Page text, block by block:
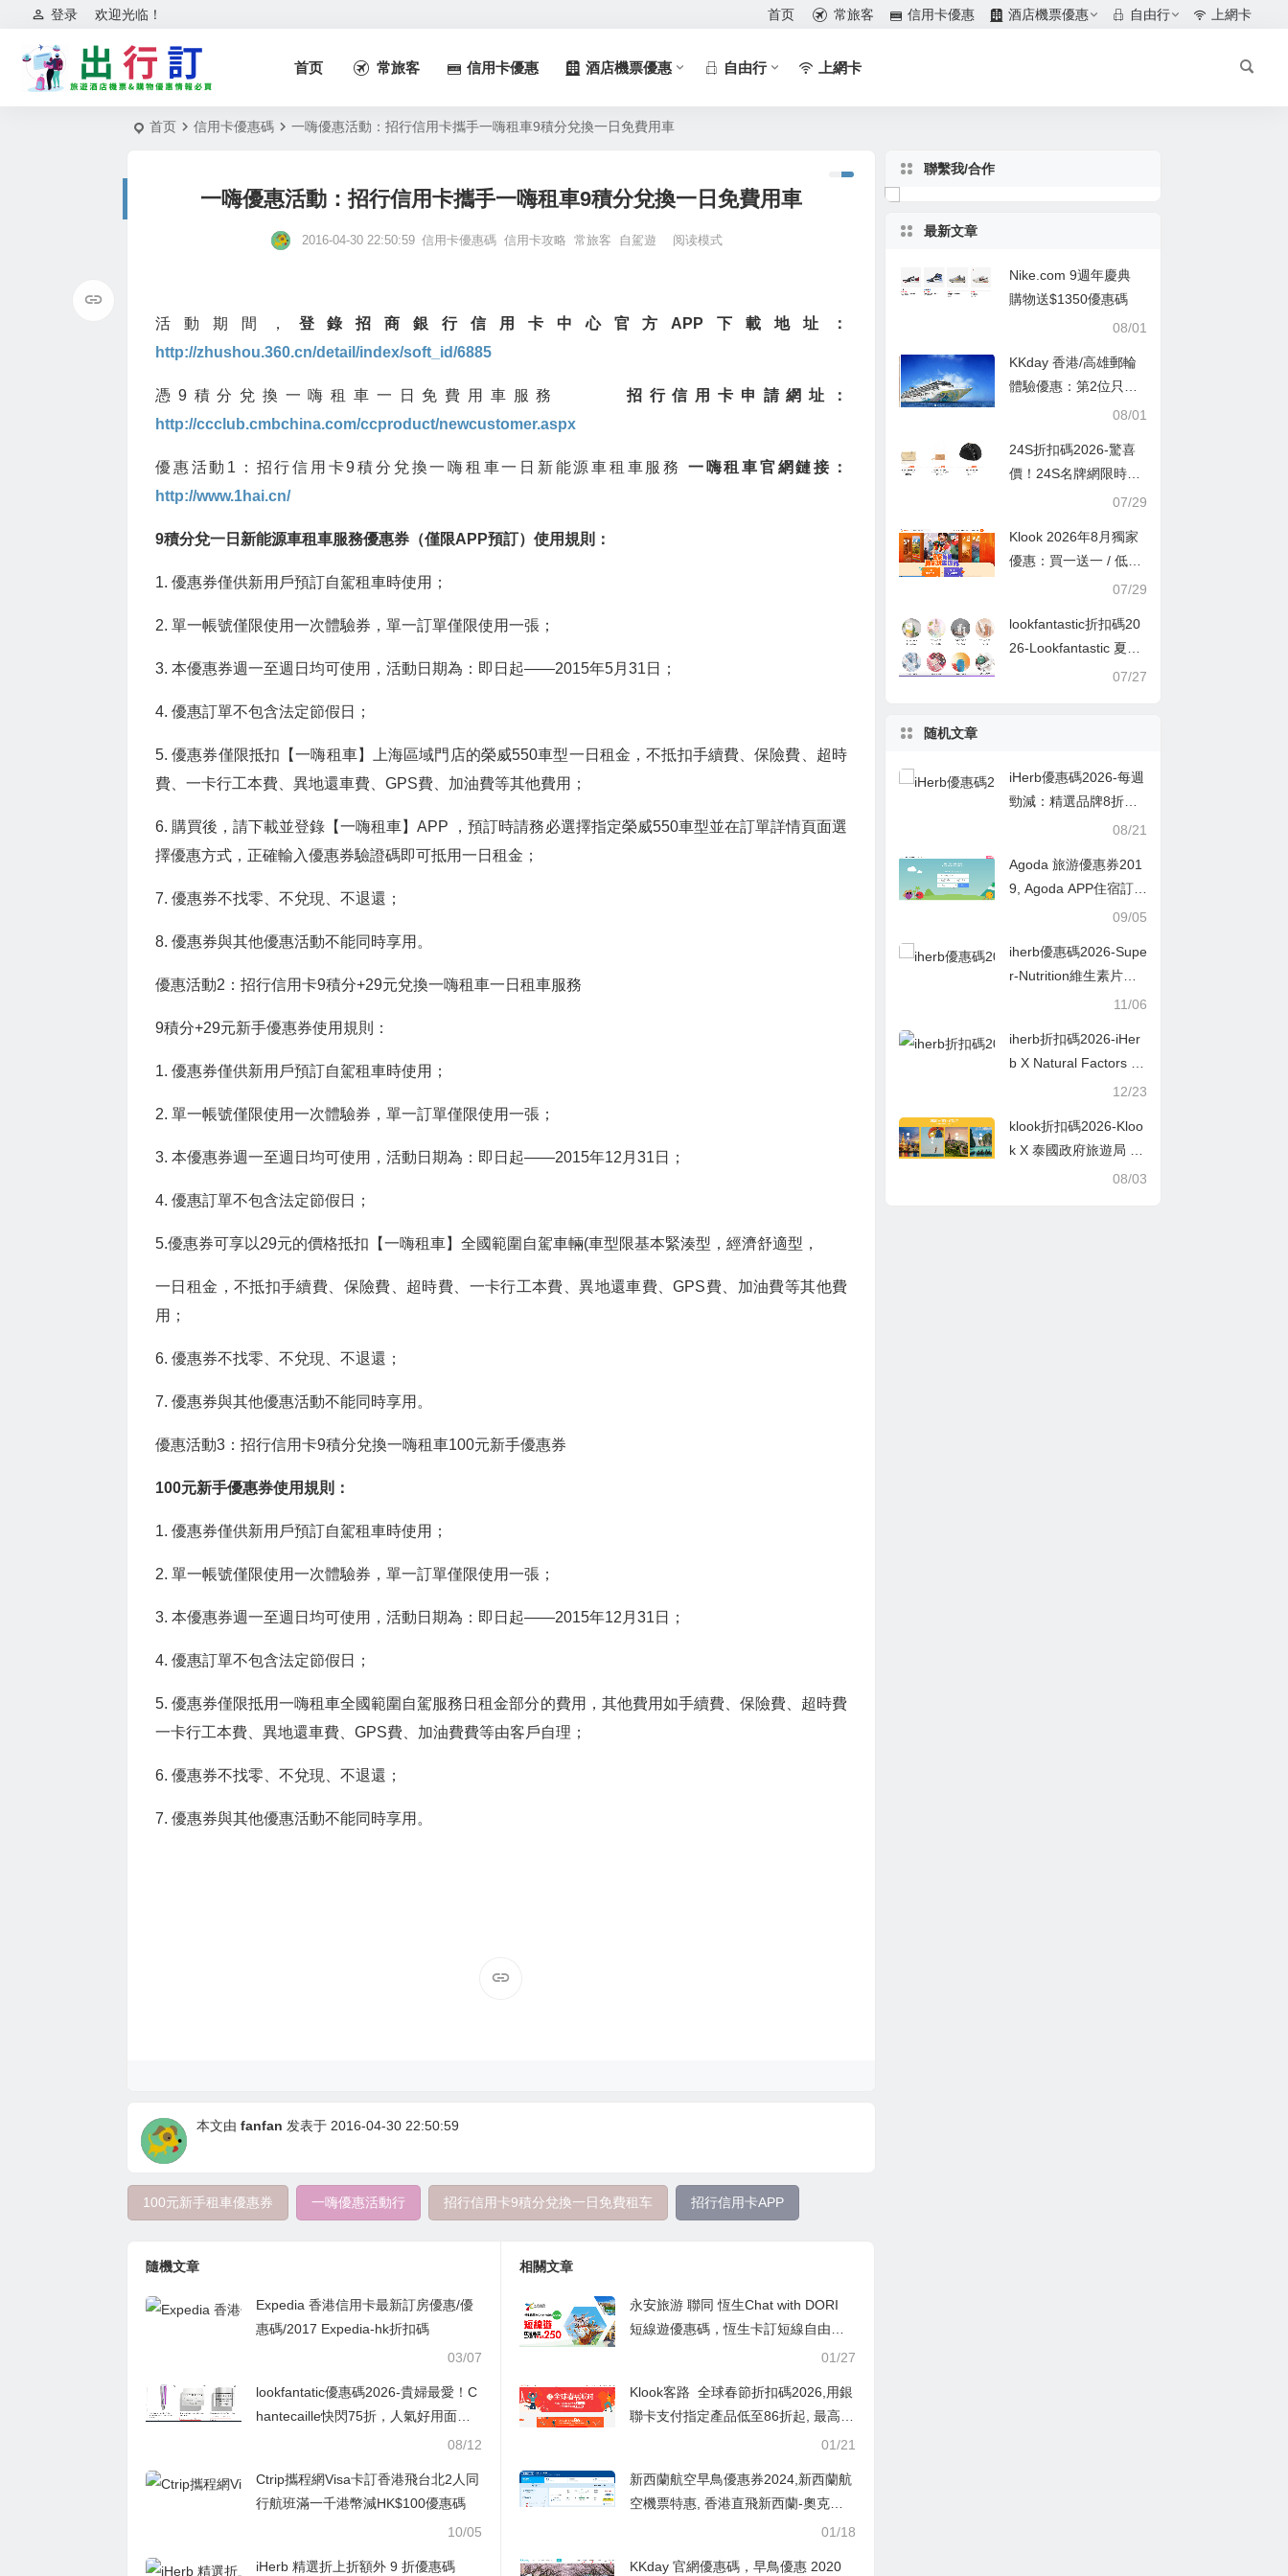
欢迎光临！
登录 首页 常旅客 信用卡優惠 酒店機票優惠 自由行 上網卡
首页 常旅客 信用卡優惠 酒店機票優惠 自由行 上網卡
首页 信用卡優惠碼 一嗨優惠活動：招行信用卡攜手一嗨租車9積分兌換一日免費用車
一嗨優惠活動：招行信用卡攜手一嗨租車9積分兌換一日免費用車
2016-04-30 22:50:59 信用卡優惠碼 信用卡攻略 常旅客 自駕遊 阅读模式
活動期間， 登錄招商銀行信用卡中心官方APP下載地址：
http://zhushou.360.cn/detail/index/soft_id/6885
憑9積分兌換一嗨租車一日免費用車服務 招行信用卡申請網址：
http://ccclub.cmbchina.com/ccproduct/newcustomer.aspx
優惠活動1：招行信用卡9積分兌換一嗨租車一日新能源車租車服務 一嗨租車官網鏈接：
http://www.1hai.cn/
9積分兌一日新能源車租車服務優惠券（僅限APP預訂）使用規則：
1. 優惠券僅供新用戶預訂自駕租車時使用；
2. 單一帳號僅限使用一次體驗券，單一訂單僅限使用一張；
3. 本優惠券週一至週日均可使用，活動日期為：即日起——2015年5月31日；
4. 優惠訂單不包含法定節假日；
5. 優惠券僅限抵扣【一嗨租車】上海區域門店的榮威550車型一日租金，不抵扣手續費、保險費、超時
費、一卡行工本費、異地還車費、GPS費、加油費等其他費用；
6. 購買後，請下載並登錄【一嗨租車】APP ，預訂時請務必選擇指定榮威550車型並在訂單詳情頁面選
擇優惠方式，正確輸入優惠券驗證碼即可抵用一日租金；
7. 優惠券不找零、不兌現、不退還；
8. 優惠券與其他優惠活動不能同時享用。
優惠活動2：招行信用卡9積分+29元兌換一嗨租車一日租車服務
9積分+29元新手優惠券使用規則：
1. 優惠券僅供新用戶預訂自駕租車時使用；
2. 單一帳號僅限使用一次體驗券，單一訂單僅限使用一張；
3. 本優惠券週一至週日均可使用，活動日期為：即日起——2015年12月31日；
4. 優惠訂單不包含法定節假日；
5.優惠券可享以29元的價格抵扣【一嗨租車】全國範圍自駕車輛(車型限基本緊湊型，經濟舒適型，
一日租金，不抵扣手續費、保險費、超時費、一卡行工本費、異地還車費、GPS費、加油費等其他費
用；
6. 優惠券不找零、不兌現、不退還；
7. 優惠券與其他優惠活動不能同時享用。
優惠活動3：招行信用卡9積分兌換一嗨租車100元新手優惠券
100元新手優惠券使用規則：
1. 優惠券僅供新用戶預訂自駕租車時使用；
2. 單一帳號僅限使用一次體驗券，單一訂單僅限使用一張；
3. 本優惠券週一至週日均可使用，活動日期為：即日起——2015年12月31日；
4. 優惠訂單不包含法定節假日；
5. 優惠券僅限抵用一嗨租車全國範圍自駕服務日租金部分的費用，其他費用如手續費、保險費、超時費
一卡行工本費、異地還車費、GPS費、加油費費等由客戶自理；
6. 優惠券不找零、不兌現、不退還；
7. 優惠券與其他優惠活動不能同時享用。
本文由 fanfan 发表于 2016-04-30 22:50:59
100元新手租車優惠券 一嗨優惠活動行 招行信用卡9積分兌換一日免費租车 招行信用卡APP
隨機文章
Expedia 香港信用卡最新訂房優惠/優
惠碼/2017 Expedia-hk折扣碼
03/07
lookfantatic優惠碼2026-貴婦最愛！C
hantecaille快閃75折，人氣好用面膜
08/12
Ctrip攜程網Visa卡訂香港飛台北2人同
行航班滿一千港幣減HK$100優惠碼
10/05
iHerb 精選折上折額外 9 折優惠碼
相關文章
永安旅游 聯同 恆生Chat with DORI
短線遊優惠碼，恆生卡訂短線自由行
每單減HK$250，澳門自由行/船飛+酒
01/27
Klook客路 全球春節折扣碼2026,用銀
聯卡支付指定產品低至86折起, 最高滿
01/21
新西蘭航空早鳥優惠券2024,新西蘭航
空機票特惠, 香港直飛新西蘭-奧克蘭
01/18
KKday 官網優惠碼，早鳥優惠 2020
聯繫我/合作
最新文章
Nike.com 9週年慶典
購物送$1350優惠碼
08/01
KKday 香港/高雄郵輪
體驗優惠：第2位只需
08/01
24S折扣碼2026-驚喜
價！24S名牌網限時9
折！Louis Vuitton 精選
72折！
07/29
Klook 2026年8月獨家
優惠：買一送一 / 低至
07/29
lookfantastic折扣碼20
26-Lookfantastic 夏日
優惠低至65折優惠碼
07/27
随机文章
iHerb優惠碼2026-每週
勁減：精選品牌8折優
惠，DERMA E、Six St
g Company 有得減！
08/21
Agoda 旅游優惠券201
9, Agoda APP住宿訂房
09/05
iherb優惠碼2026-Supe
r-Nutrition維生素片專
區 限時8折+專享9.5折
11/06
iherb折扣碼2026-iHer
b X Natural Factors 產
品優惠推介（附額外8
12/23
klook折扣碼2026-Kloo
k X 泰國政府旅遊局 獨
家限量 低至半價搶$10
08/03